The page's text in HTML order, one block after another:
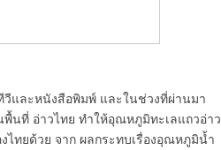
และหนังสือพิมพ์ และในช่วงที่ผ่านมา
นที่ อ่าวไทย ทำให้อุณหภูมิทะเลแถวอ่าว
ทยด้วย จาก ผลกระทบเรื่องอุณหภูมิน้ำ